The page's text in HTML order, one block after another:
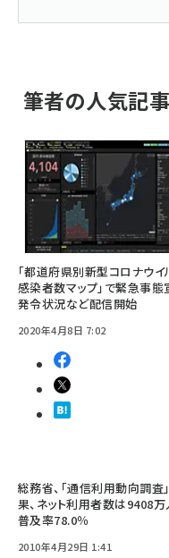
筆者の人気記事
「都道府県別新型コロナウイ
感染者数マップ」で緊急事態
発令状況など配信開始
2020年4月8日 7:02
総務省、「通信利用動向調査
果、ネット利用者数は9408
普及率78.0％
2010年4月29日 1:41